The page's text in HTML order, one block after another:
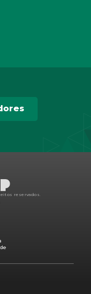
reservados.